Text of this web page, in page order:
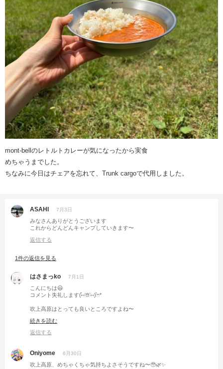
mont-bellのレトルトカレーが気になったから実食
めちゃうまでした。
ちなみに今日はチェアを忘れて、Trunk cargoで代用しました。
ASAHI 7月3日
みなさんありがとうございます
これからどんどんキャンプしていきます〜
返信する
1件の返信を見る
はさまっko 7月1日
こんにちは😃
コメント失礼します(͒⑅′࿉‵⑅)͒ෆ*
吹上高原はとっても良いところですよね〜
だだっ広くて、のびのび出来ます🤗
たくさんキャンプを楽しんで下さいね😘
続きを読む
返信する
Oniyome 6月30日
吹上高原、めちゃくちゃ気持ちよさそうですね〜🥹🌿✨